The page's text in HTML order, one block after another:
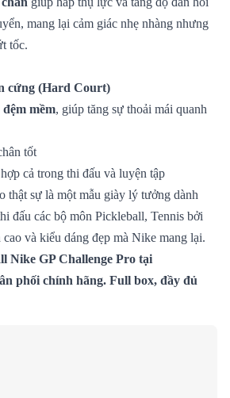
mang lại cảm giác nhẹ nhàng nhưng
tốc.
cứng (Hard Court)
mềm, giúp tăng sự thoải mái quanh
tốt
cả trong thi đấu và luyện tập
thật sự là một mẫu giày lý tưởng dành
đấu các bộ môn Pickleball, Tennis bởi
và kiểu dáng đẹp mà Nike mang lại.
Nike GP Challenge Pro tại
phối chính hãng. Full box, đầy đủ